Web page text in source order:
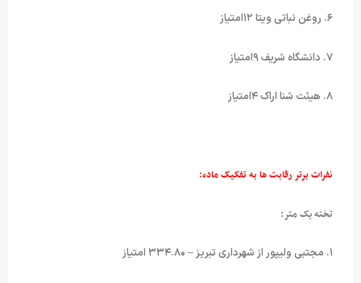
۶. روغن نباتی ویتا ۱۲امتیاز
۷. دانشگاه شریف ۹امتیاز
۸. هیئت شنا اراک ۴امتیاز
نفرات برتر رقابت ها به تفکیک ماده:
تخته یک متر: